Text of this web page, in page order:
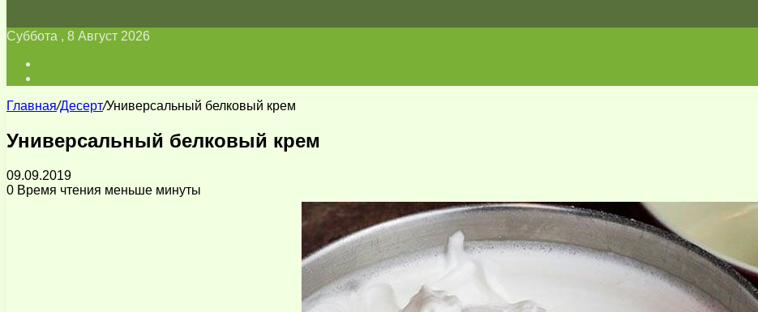
Суббота , 8 Август 2026
Главная/Десерт/Универсальный белковый крем
Универсальный белковый крем
09.09.2019
0 Время чтения меньше минуты